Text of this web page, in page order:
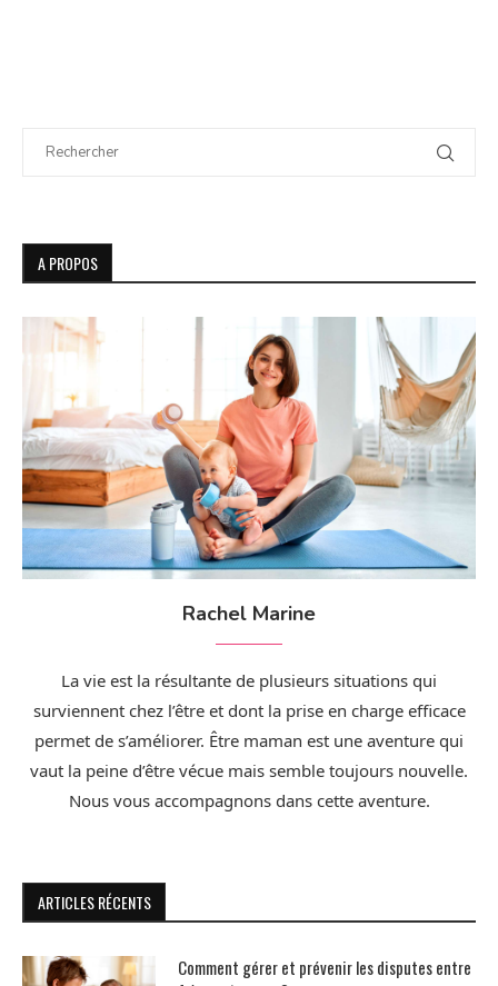
A PROPOS
Rachel Marine
La vie est la résultante de plusieurs situations qui
surviennent chez l’être et dont la prise en charge efficace
permet de s’améliorer. Être maman est une aventure qui
vaut la peine d’être vécue mais semble toujours nouvelle.
Nous vous accompagnons dans cette aventure.
ARTICLES RÉCENTS
Comment gérer et prévenir les disputes entre